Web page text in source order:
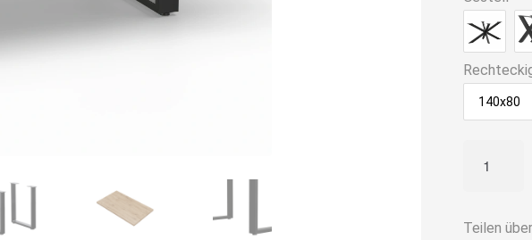
140x80
Esstisch
cm
Teilen über